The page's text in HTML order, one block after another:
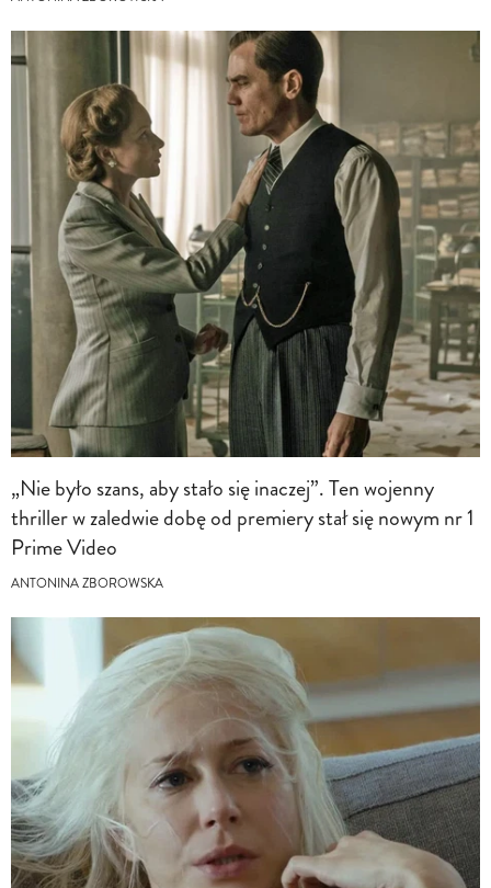
„Nie było szans, aby stało się inaczej”. Ten wojenny
thriller w zaledwie dobę od premiery stał się nowym nr 1
Prime Video
ANTONINA ZBOROWSKA